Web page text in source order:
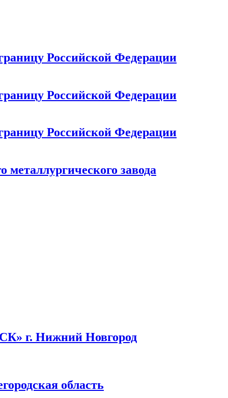
Российской Федерации
Российской Федерации
Российской Федерации
завода
г. Нижний Новгород
область